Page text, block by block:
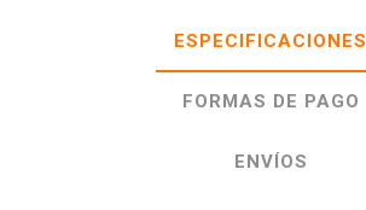
ESPECIFICACIONES
FORMAS DE PAGO
ENVÍOS